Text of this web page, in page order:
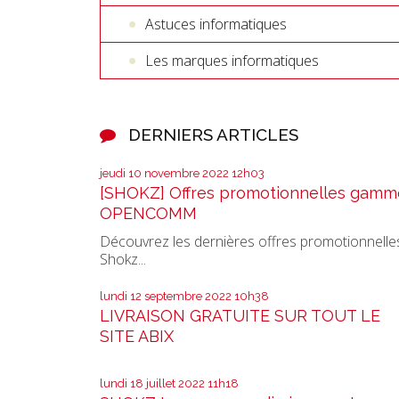
Astuces informatiques
Les marques informatiques
DERNIERS ARTICLES
jeudi 10 novembre 2022 12h03
[SHOKZ] Offres promotionnelles
OPENCOMM
Découvrez les dernières offres
Shokz...
lundi 12 septembre 2022 10h38
LIVRAISON GRATUITE SUR TOUT LE
SITE ABIX
lundi 18 juillet 2022 11h18